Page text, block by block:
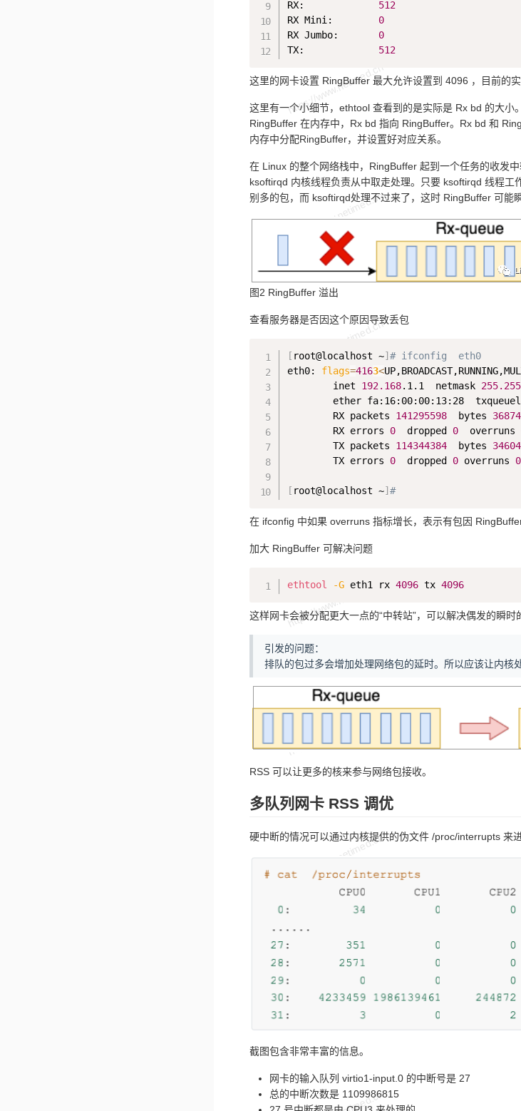
RX: 512
RX Mini: 0
RX Jumbo: 0
TX: 512
这里的网卡设置 RingBuffer 最大允许设置到 4096 ，目前的实
这里有一个小细节，ethtool 查看到的是实际是 Rx bd 的大小
RingBuffer 在内存中，Rx bd 指向 RingBuffer。Rx bd 和
内存中分配RingBuffer，并设置好对应关系。
在 Linux 的整个网络栈中，RingBuffer 起到一个任务的收发
ksoftirqd 内核线程负责从中取走处理。只要 ksoftirqd 线程
别多的包，而 ksoftirqd处理不过来了，这时 RingBuffer 可能
图2 RingBuffer 溢出
查看服务器是否因这个原因导致丢包
[ root@localhost ~] # ifconfig  eth0
eth0: flags=4163<
        inet
192.168.1.1  netmask 255.255
ether fa:16:00:00:13:28
        RX packets
141295598
  bytes
        RX errors
0
  dropped
0
  overruns
        TX packets
114344384
  bytes
        TX errors
0
  dropped
0 overruns 0
[ root@localhost ~] #
在 ifconfig 中如果 overruns 指标增长，表示有包因
加大 RingBuffer 可解决问题
ethtool -G eth1 rx 4096 tx 4096
这样网卡会被分配更大一点的“中转站”，可以解决偶发的瞬时
引发的问题：
排队的包过多会增加处理网络包的延时。所以应该让内核
RSS 可以让更多的核来参与网络包接收。
多队列网卡 RSS 调优
硬中断的情况可以通过内核提供的伪文件 /proc/interrupts 来进
截图包含非常丰富的信息。
网卡的输入队列 virtio1-input.0 的中断号是 27
总的中断次数是 1109986815